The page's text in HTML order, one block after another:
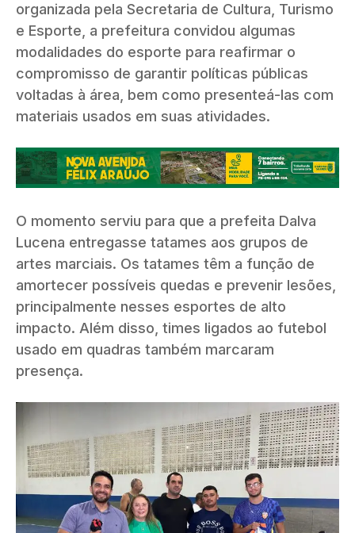
organizada pela Secretaria de Cultura, Turismo
e Esporte, a prefeitura convidou algumas
modalidades do esporte para reafirmar o
compromisso de garantir políticas públicas
voltadas à área, bem como presenteá-las com
materiais usados em suas atividades.
O momento serviu para que a prefeita Dalva
Lucena entregasse tatames aos grupos de
artes marciais. Os tatames têm a função de
amortecer possíveis quedas e prevenir lesões,
principalmente nesses esportes de alto
impacto. Além disso, times ligados ao futebol
usado em quadras também marcaram
presença.